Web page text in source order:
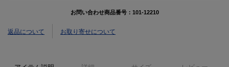
お問い合わせ商品番号： 101-12210
返品について お取り寄せについて